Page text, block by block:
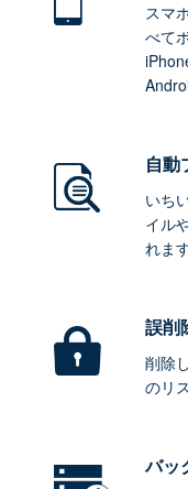
スマ
べて
自動
いち
イル
れます
誤削
削除
のリ
バッ